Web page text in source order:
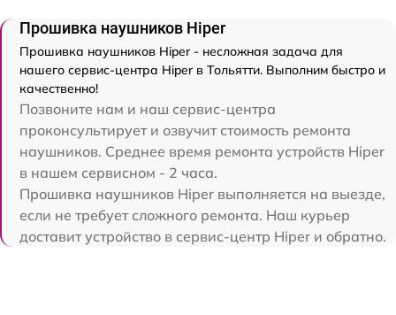
Прошивка наушников Hiper
Прошивка наушников Hiper - несложная задача для
нашего сервис-центра Hiper в Тольятти. Выполним быстро и
качественно!
Позвоните нам и наш сервис-центра
проконсультирует и озвучит стоимость ремонта
наушников. Среднее время ремонта устройств Hiper
в нашем сервисном - 2 часа.
Прошивка наушников Hiper выполняется на выезде,
если не требует сложного ремонта. Наш курьер
доставит устройство в сервис-центр Hiper и обратно.